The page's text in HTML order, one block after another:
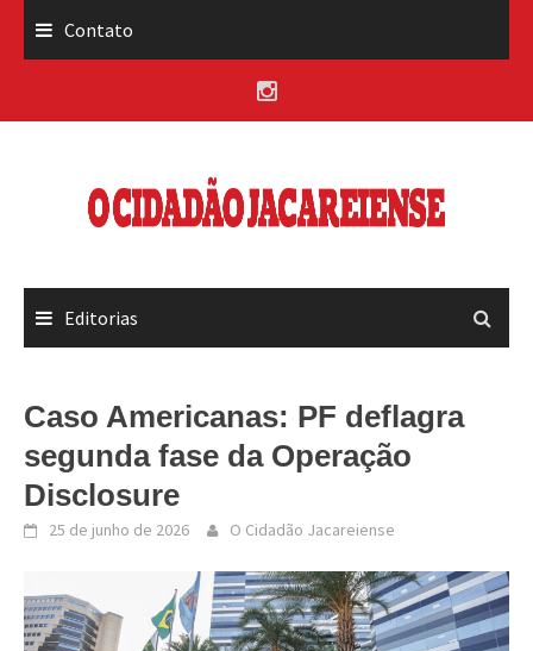
Contato
Editorias
Caso Americanas: PF deflagra
segunda fase da Operação
Disclosure
25 de junho de 2026 O Cidadão Jacareiense